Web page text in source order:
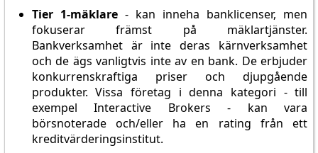
Tier 1-mäklare- kan inneha banklicenser, men
fokuserar främst på mäklartjänster.
Bankverksamhet är inte deras kärnverksamhet
och de ägs vanligtvis inte av en bank. De erbjuder
konkurrenskraftiga priser och djupgående
produkter. Vissa företag i denna kategori - till
exempel Interactive Brokers - kan vara
börsnoterade och/eller ha en rating från ett
kreditvärderingsinstitut.